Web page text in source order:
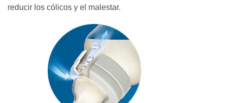
reducir los cólicos y el malestar.